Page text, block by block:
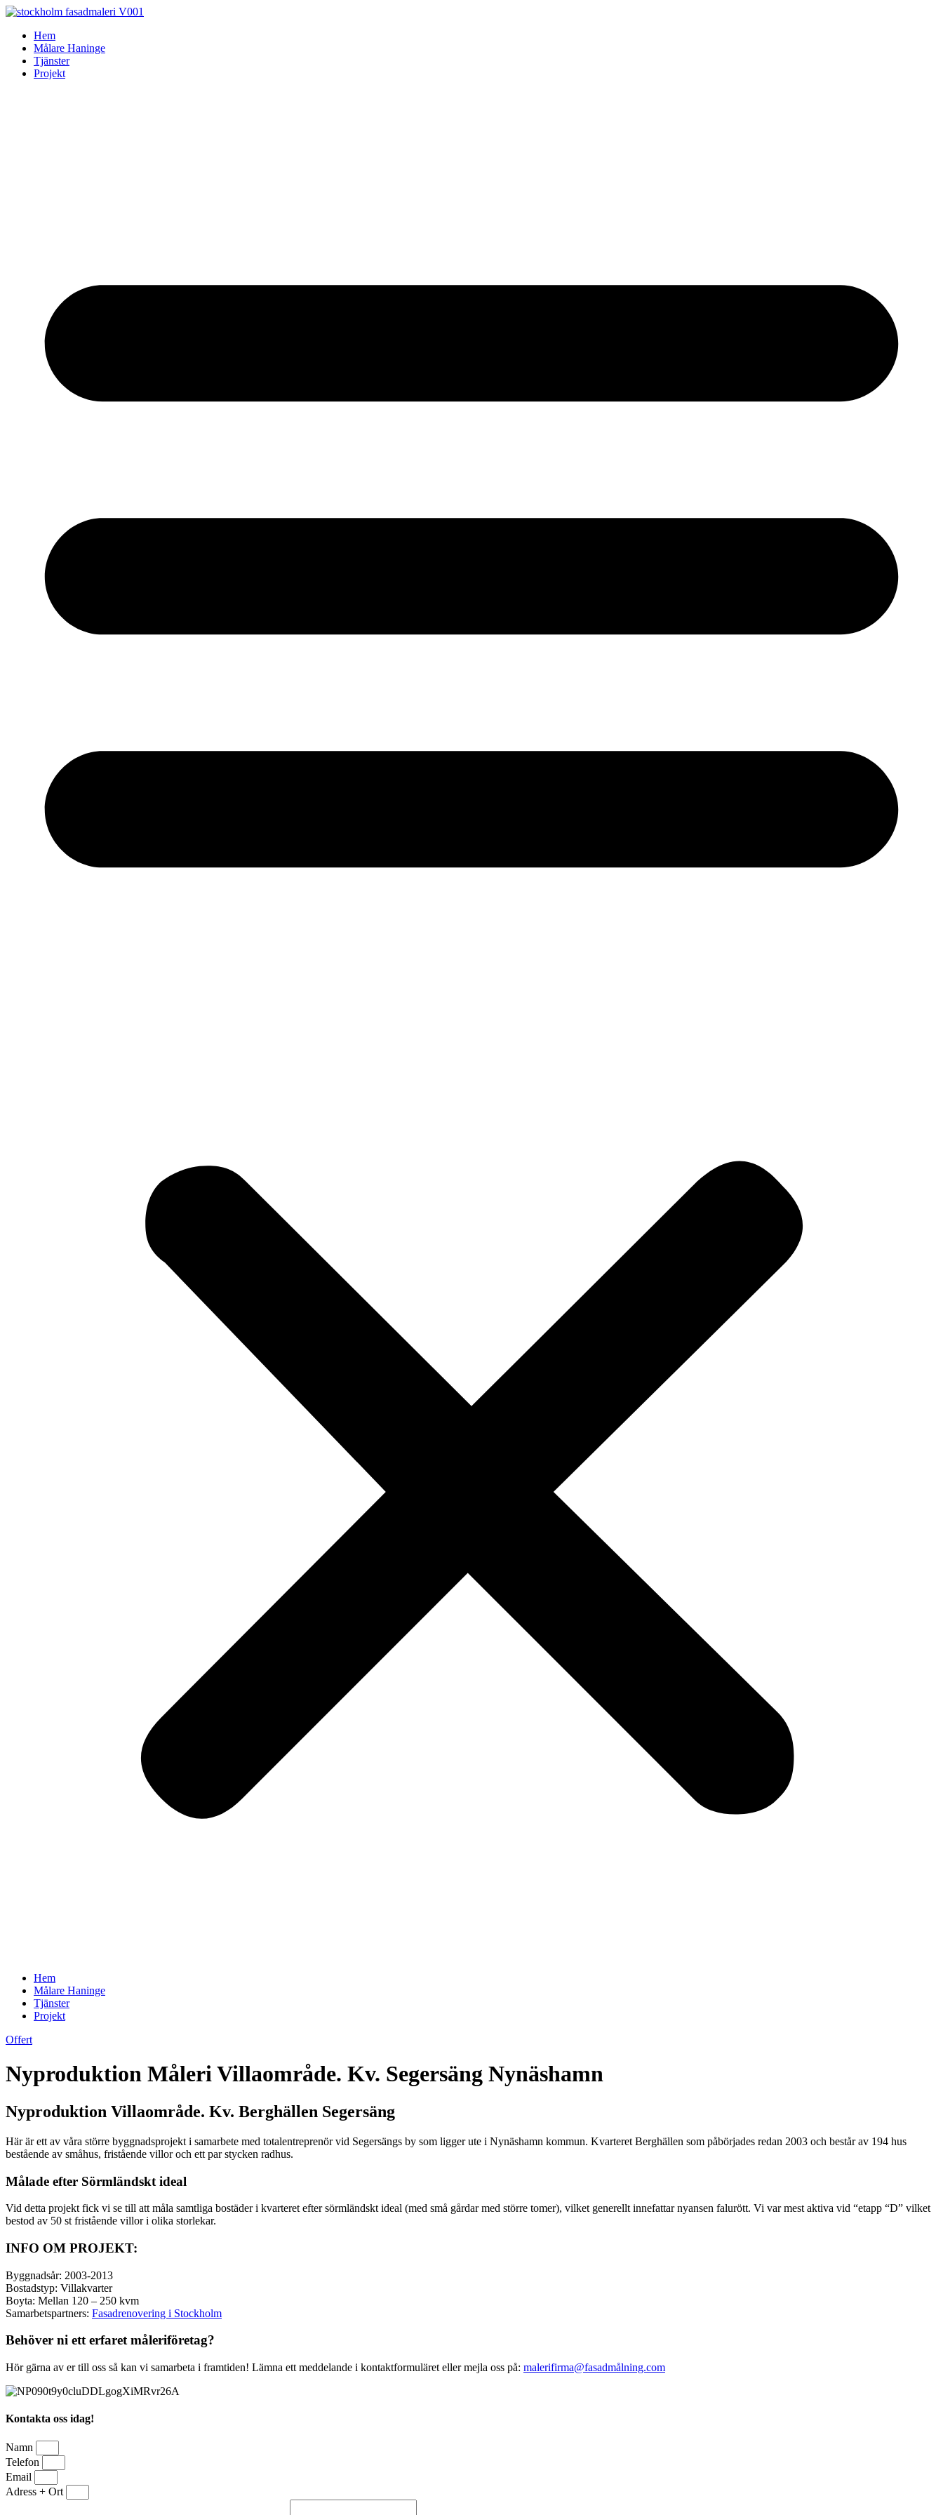
Skip
contentHem
Målare Haninge
Tjänster
Projekt
Hem
Målare Haninge
Tjänster
Projekt
Offert
Nyproduktion Måleri Villaområde. Kv. Segersäng Nynäshamn
Nyproduktion Villaområde. Kv. Berghällen Segersäng
Här är ett av våra större byggnadsprojekt i samarbete med totalentreprenör vid Segersängs by som ligger ute i Nynäshamn kommun. Kvarteret Berghällen som påbörjades redan 2003 och består av 194 hus
bestående av småhus, fristående villor och ett par stycken radhus.
Målade efter Sörmländskt ideal
Vid detta projekt fick vi se till att måla samtliga bostäder i kvarteret efter sörmländskt ideal (med små gårdar med större tomer), vilket generellt innefattar nyansen falurött. Vi var mest aktiva vid “etapp “D” vilket
bestod av 50 st fristående villor i olika storlekar.
INFO OM PROJEKT:
Byggnadsår: 2003-2013
Bostadstyp: Villakvarter
Boyta: Mellan 120 – 250 kvm
Samarbetspartners: Fasadrenovering i Stockholm
Behöver ni ett erfaret måleriföretag?
Hör gärna av er till oss så kan vi samarbeta i framtiden! Lämna ett meddelande i kontaktformuläret eller mejla oss på: malerifirma@fasadmålning.com
Kontakta oss idag!
Namn
Telefon
Email
Adress + Ort